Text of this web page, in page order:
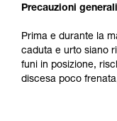
Precauzioni generali
Prima e durante la
caduta e urto siano
funi in posizione,
discesa poco